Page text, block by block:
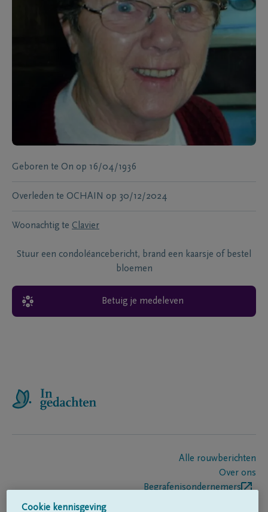
Geboren te On op 16/04/1936
Overleden te OCHAIN op 30/12/2024
Woonachtig te Clavier
Stuur een condoléancebericht, brand een kaarsje of bestel
bloemen
Betuig je medeleven
Alle rouwberichten
Over ons
Begrafenisondernemers
Cookie kennisgeving